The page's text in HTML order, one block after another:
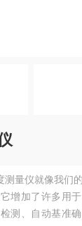
测量仪就像我们
增加了许多用于
测、自动基准确